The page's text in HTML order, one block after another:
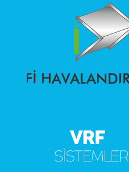
SİSTEMLERİ
VRF